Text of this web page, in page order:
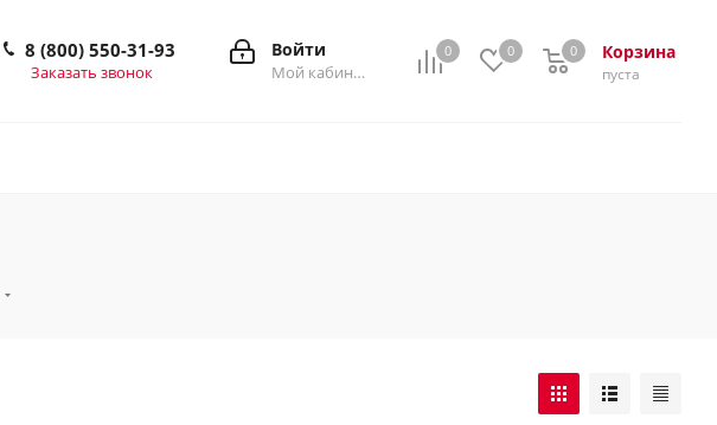
0 0 Корзина
0
пуста
0
Войти
Мой кабинет
8 (800) 550-31-93
Заказать звонок